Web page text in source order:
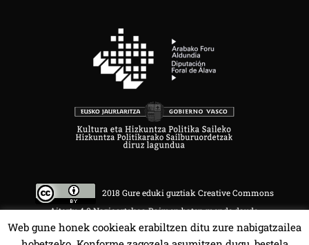
2018 Gure eduki guztiak Creative Commons
Aitortu 4.0 Nazioartekoa Baimen baten mende daude.
Web gune honek cookieak erabiltzen ditu zure nabigatzailea